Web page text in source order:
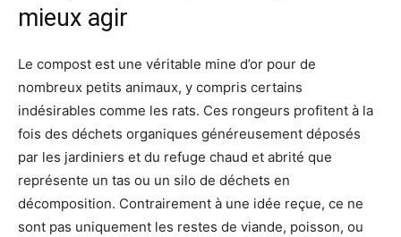
mieux agir
Le compost est une véritable mine d’or pour de
nombreux petits animaux, y compris certains
indésirables comme les rats. Ces rongeurs profitent à la
fois des déchets organiques généreusement déposés
par les jardiniers et du refuge chaud et abrité que
représente un tas ou un silo de déchets en
décomposition. Contrairement à une idée reçue, ce ne
sont pas uniquement les restes de viande, poisson, ou